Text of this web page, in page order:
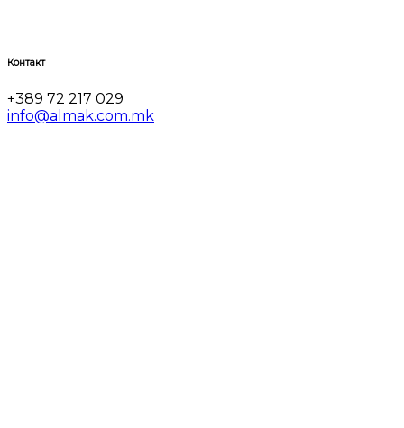
Контакт
+389 72 217 029
info@almak.com.mk